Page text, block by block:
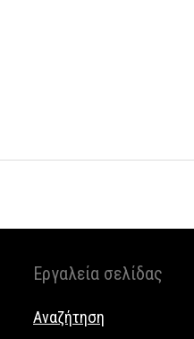
Εργαλεία σελίδας
Αναζήτηση